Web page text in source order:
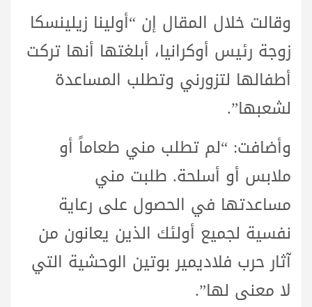
وقالت خلال المقال إن “أولينا زيلينسكا
زوجة رئيس أوكرانيا، أبلغتها أنها تركت
أطفالها لتزورني وتطلب المساعدة
لشعبها”.
وأضافت: “لم تطلب مني طعاماً أو
ملابس أو أسلحة. طلبت مني
مساعدتها في الحصول على رعاية
نفسية لجميع أولئك الذين يعانون من
آثار حرب فلاديمير بوتين الوحشية التي
لا معنى لها”.